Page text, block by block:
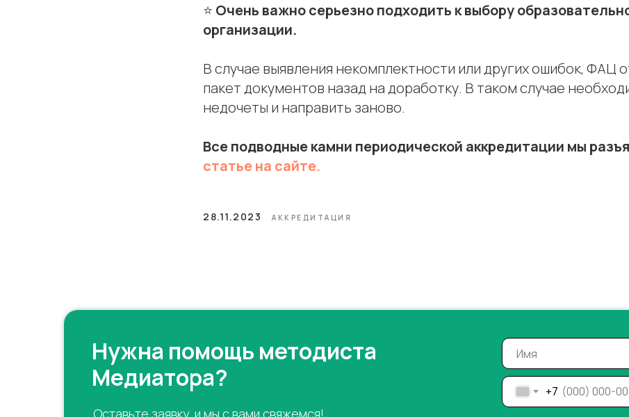
⭐️ Очень важно серьезно подходить к выбору
организации.
В случае выявления некомплектности или других ошибок, ФАЦ
пакет документов назад на доработку. В таком случае
недочеты и направить заново.
Все подводные камни периодической аккредитации мы
статье на сайте.
28.11.2023 АККРЕДИТАЦИЯ
Нужна помощь методиста
Медиатора?
+7
Оставьте заявку, и мы с вами свяжемся!